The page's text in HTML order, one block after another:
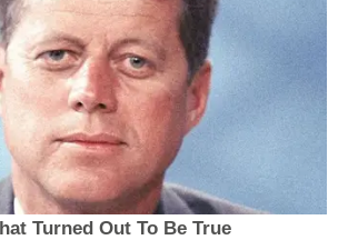
Turned Out To Be True